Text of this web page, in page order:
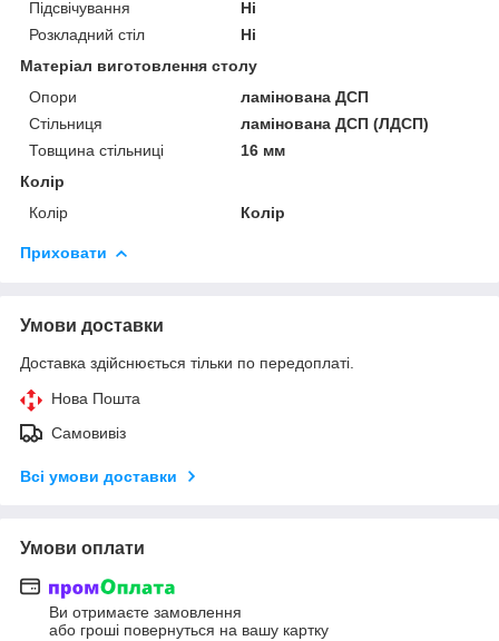
Підсвічування
Ні
Розкладний стіл
Ні
Матеріал виготовлення столу
Опори
ламінована ДСП
Стільниця
ламінована ДСП (ЛДСП)
Товщина стільниці
16 мм
Колір
Колір
Колір
Приховати
Умови доставки
Доставка здійснюється тільки по передоплаті.
Нова Пошта
Самовивіз
Всі умови доставки
Умови оплати
Ви отримаєте замовлення
або гроші повернуться на вашу картку